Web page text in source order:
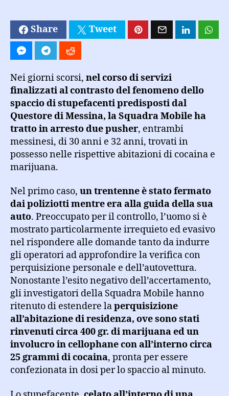
Share Tweet
Nei giorni scorsi, nel corso di servizi
finalizzati al contrasto del fenomeno dello
spaccio di stupefacenti predisposti dal
Questore di Messina, la Squadra Mobile ha
tratto in arresto due pusher, entrambi
messinesi, di 30 anni e 32 anni, trovati in
possesso nelle rispettive abitazioni di cocaina e
marijuana.
Nel primo caso, un trentenne è stato fermato
dai poliziotti mentre era alla guida della sua
auto. Preoccupato per il controllo, l’uomo si è
mostrato particolarmente irrequieto ed evasivo
nel rispondere alle domande tanto da indurre
gli operatori ad approfondire la verifica con
perquisizione personale e dell’autovettura.
Nonostante l’esito negativo dell’accertamento,
gli investigatori della Squadra Mobile hanno
ritenuto di estendere laperquisizione
all’abitazione di residenza, ove sono stati
rinvenuti circa 400 gr. di marijuana ed un
involucro in cellophane con all’interno circa
25 grammi di cocaina, pronta per essere
confezionata in dosi per lo spaccio al minuto.